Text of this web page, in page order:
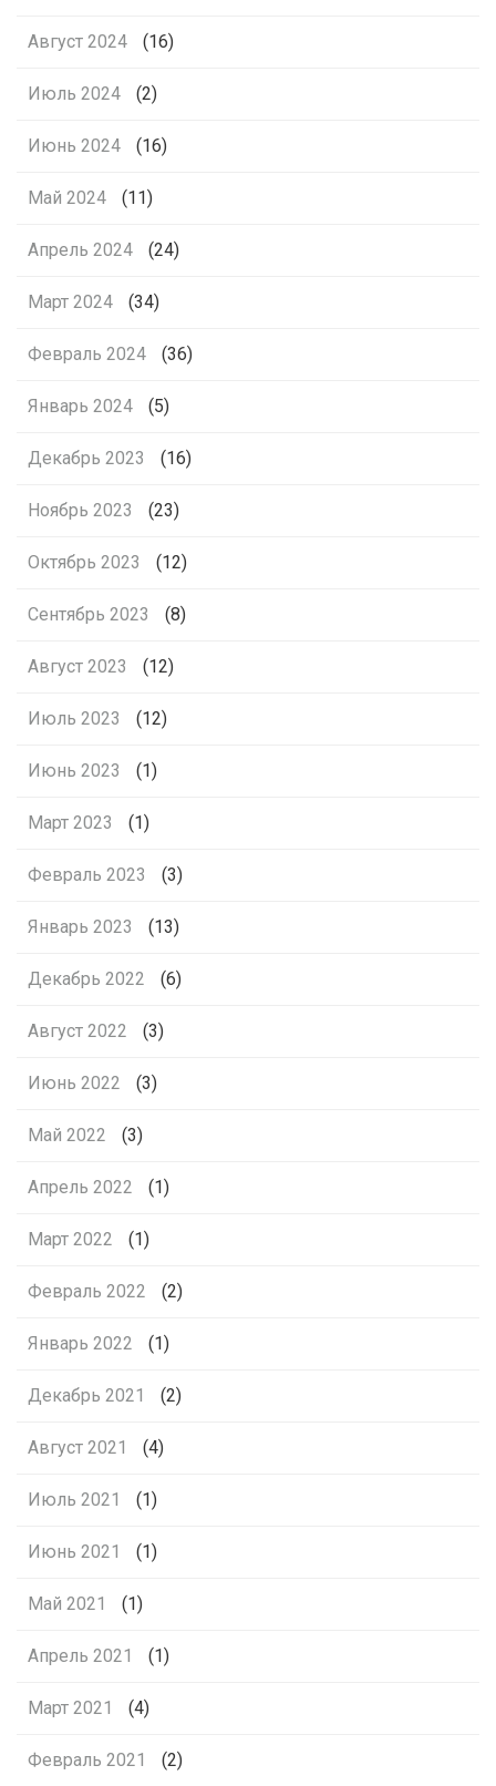
Август 2024 (16)
Июль 2024 (2)
Июнь 2024 (16)
Май 2024 (11)
Апрель 2024 (24)
Март 2024 (34)
Февраль 2024 (36)
Январь 2024 (5)
Декабрь 2023 (16)
Ноябрь 2023 (23)
Октябрь 2023 (12)
Сентябрь 2023 (8)
Август 2023 (12)
Июль 2023 (12)
Июнь 2023 (1)
Март 2023 (1)
Февраль 2023 (3)
Январь 2023 (13)
Декабрь 2022 (6)
Август 2022 (3)
Июнь 2022 (3)
Май 2022 (3)
Апрель 2022 (1)
Март 2022 (1)
Февраль 2022 (2)
Январь 2022 (1)
Декабрь 2021 (2)
Август 2021 (4)
Июль 2021 (1)
Июнь 2021 (1)
Май 2021 (1)
Апрель 2021 (1)
Март 2021 (4)
Февраль 2021 (2)